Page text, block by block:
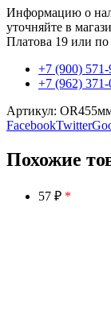
Информацию о
уточняйте в
Платова 19 или по
+7 (900) 571-
+7 (962) 371-
Артикул:
FacebookTwitter
Похожие
57 ₽ *